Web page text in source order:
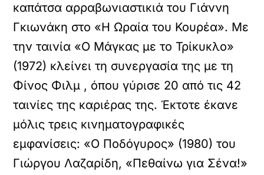
καπάτσα αρραβωνιαστικιά του Γιάννη
Γκιωνάκη στο «Η Ωραία του Κουρέα». Με
την ταινία «Ο Μάγκας με το Τρίκυκλο»
(1972) κλείνει τη συνεργασία της με τη
Φίνος Φιλμ , όπου γύρισε 20 από τις 42
ταινίες της καριέρας της. Έκτοτε έκανε
μόλις τρεις κινηματογραφικές
εμφανίσεις: «Ο Ποδόγυρος» (1980) του
Γιώργου Λαζαρίδη, «Πεθαίνω για Σένα!»